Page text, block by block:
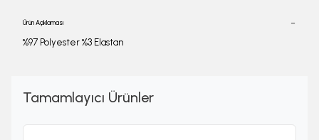
Ürün Açıklaması
%97 Polyester %3 Elastan
Tamamlayıcı Ürünler